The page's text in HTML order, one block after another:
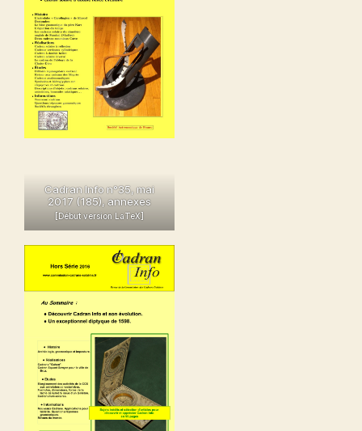
Cadran Info n°35, mai
2017 (185),annexes
[Début version LaTeX]